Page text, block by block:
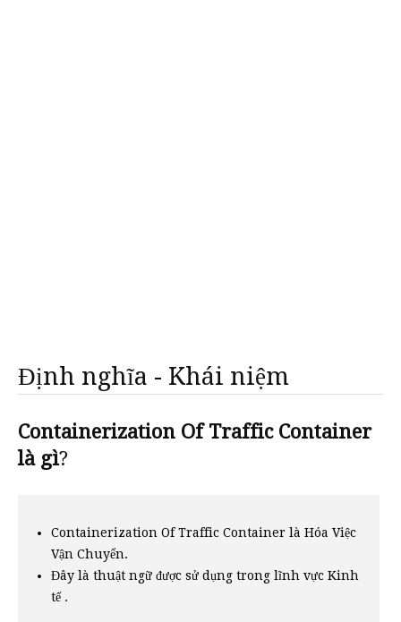
Định nghĩa - Khái niệm
Containerization Of Traffic Container
là gì?
Containerization Of Traffic Container là Hóa Việc
Vận Chuyển.
Đây là thuật ngữ được sử dụng trong lĩnh vực Kinh
tế .